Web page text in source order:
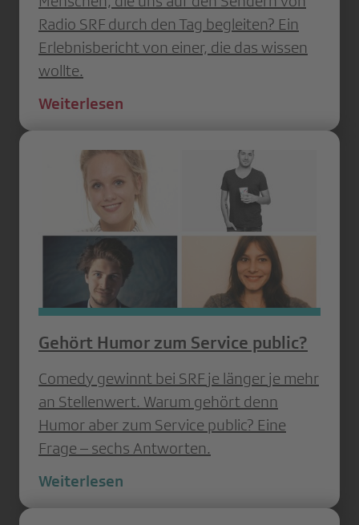
Radio SRF durch den Tag begleiten? Ein
Erlebnisbericht von einer, die das wissen
wollte.
Weiterlesen
Gehört Humor zum Service public?
Comedy ­gewinnt bei SRF je länger je mehr
an ­Stellenwert. Warum gehört denn
Humor aber zum Service public? Eine
Frage – sechs Antworten.
Weiterlesen